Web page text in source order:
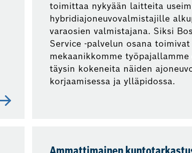
toimittaa nykyään laitteita
hybridiajoneuvovalmistajille
varaosien valmistajana. Siksi
Service -palvelun osana
mekaanikkomme työpajallamme
täysin kokeneita näiden
korjaamisessa ja ylläpidossa.